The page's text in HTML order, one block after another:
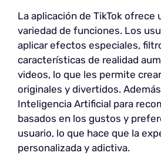
La aplicación de TikTok ofrece
variedad de funciones. Los
aplicar efectos especiales,
características de realidad
videos, lo que les permite
originales y divertidos.
Inteligencia Artificial para
basados en los gustos y
usuario, lo que hace que la
personalizada y adictiva.